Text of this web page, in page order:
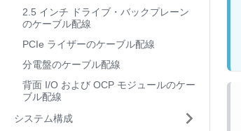
2.5 インチ ドライブ・バックプレーン
のケーブル配線
PCIe ライザーのケーブル配線
分電盤のケーブル配線
背面 I/O および OCP モジュールのケー
ブル配線
システム構成